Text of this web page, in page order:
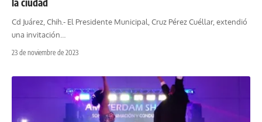
Cd Juárez, Chih.- El Presidente Municipal, Cruz Pérez Cuéllar, extendió
una invitación
23 de noviembre de 2023